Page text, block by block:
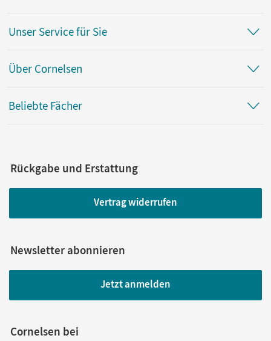
Unser Service für Sie
Über Cornelsen
Beliebte Fächer
Rückgabe und Erstattung
Vertrag widerrufen
Newsletter abonnieren
Jetzt anmelden
Cornelsen bei